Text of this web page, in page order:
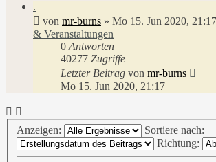
.
von mr-burns » Mo 15. Jun 2020, 21:17
& Veranstaltungen
0 Antworten
40277 Zugriffe
Letzter Beitrag von mr-burns
Mo 15. Jun 2020, 21:17
Anzeigen:
Sortiere nach:
Richtung: